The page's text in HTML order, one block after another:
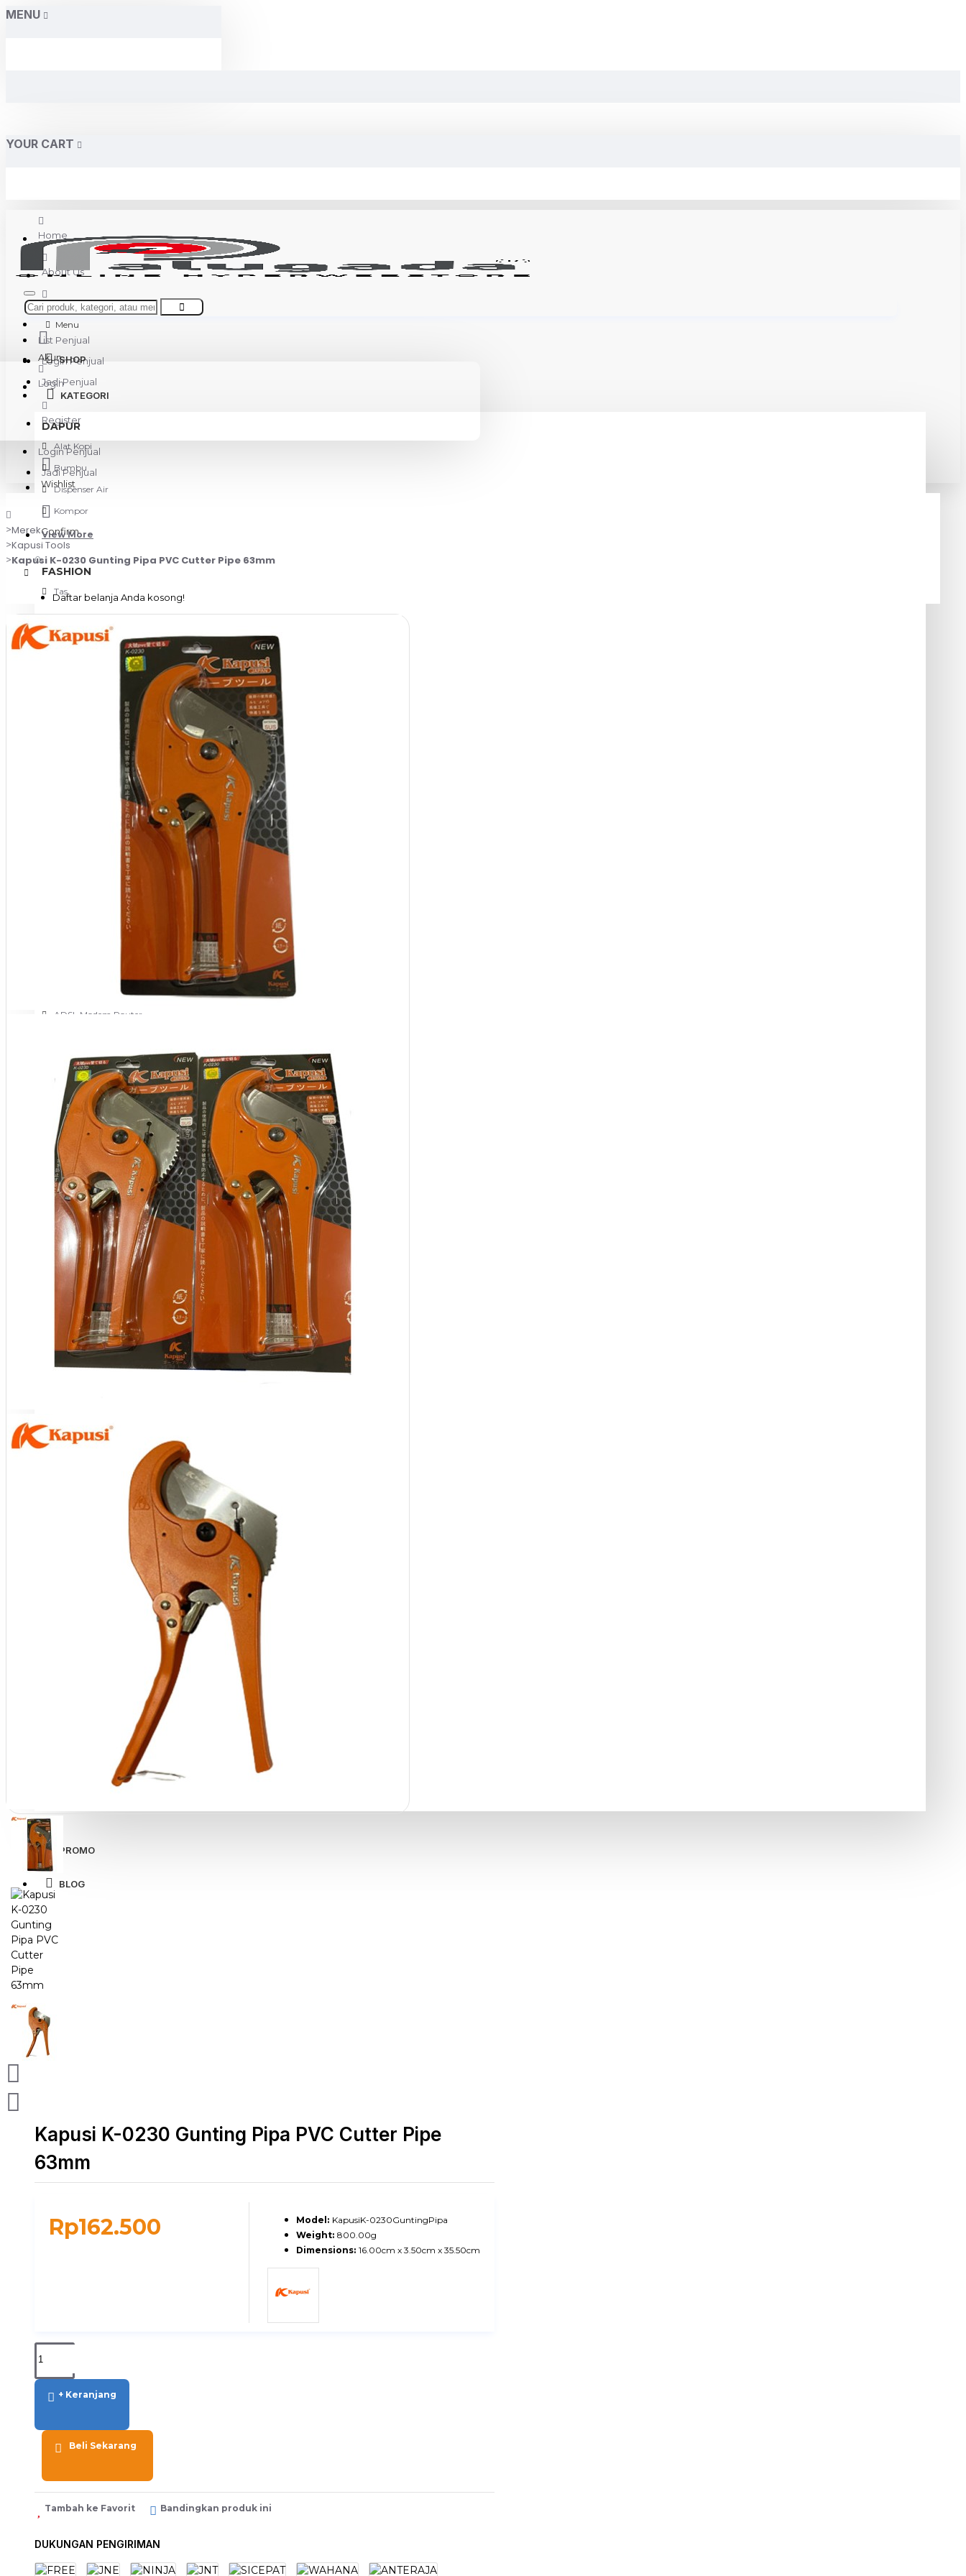
MENU
YOUR CART
Home
About Us
Contact
List Penjual
Login Penjual
Jadi Penjual
Akun
Wishlist
Confirm
0
Daftar belanja Anda kosong!
Menu
SHOP
KATEGORI
DAPUR
Alat Kopi
Bumbu
Dispenser Air
Kompor
View More
FASHION
Tas
KAMERA & GADGET
Aksesoris Kamera
Construction Camera
Alat Monitor Kesehatan
ADSL Modem Router
Cable Coaxial
View More
OTOMOTIF
Aksesoris Mobil
Aksesoris Motor
Jet Cleaner
PC PERIPHERAL
Aksesoris Komputer
Aksesoris Notebook
Keyboard & Mouse
Meja Komputer
View More
PERTUKANGAN
Bor
Gergaji
RUMAH TANGGA
TABLET SMARTPHONE
Aksesoris Smartphone
PROMO
BLOG
Login
Register
Login Penjual
Jadi Penjual
Merek
Kapusi Tools
Kapusi K-0230 Gunting Pipa PVC Cutter Pipe 63mm
Kapusi K-0230 Gunting Pipa PVC Cutter Pipe
63mm
Rp162.500 Model: KapusiK-0230GuntingPipa
Weight: 800.00g
Dimensions: 16.00cm x 3.50cm x 35.50cm
+ Keranjang
Beli Sekarang
Tambah ke Favorit Bandingkan produk ini
DUKUNGAN PENGIRIMAN